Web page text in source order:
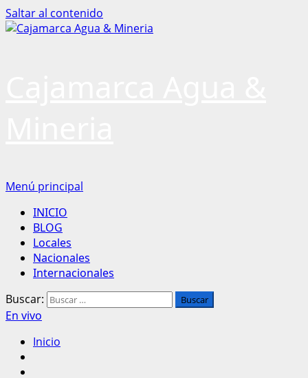
Saltar al contenido
Menú principal
INICIO
BLOG
Locales
Nacionales
Internacionales
Buscar:
En vivo
Inicio